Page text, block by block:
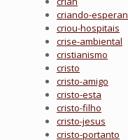
criando-esperan
criou-hospitais
crise-ambiental
cristianismo
cristo
cristo-amigo
cristo-esta
cristo-filho
cristo-jesus
cristo-portanto